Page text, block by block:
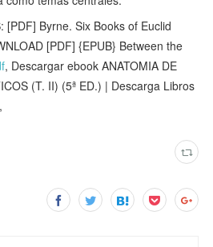
[PDF] Byrne. Six Books of Euclid
[PDF] {EPUB} Between the
, Descargar ebook ANATOMIA DE
(T. II) (5ª ED.) | Descarga Libros
,